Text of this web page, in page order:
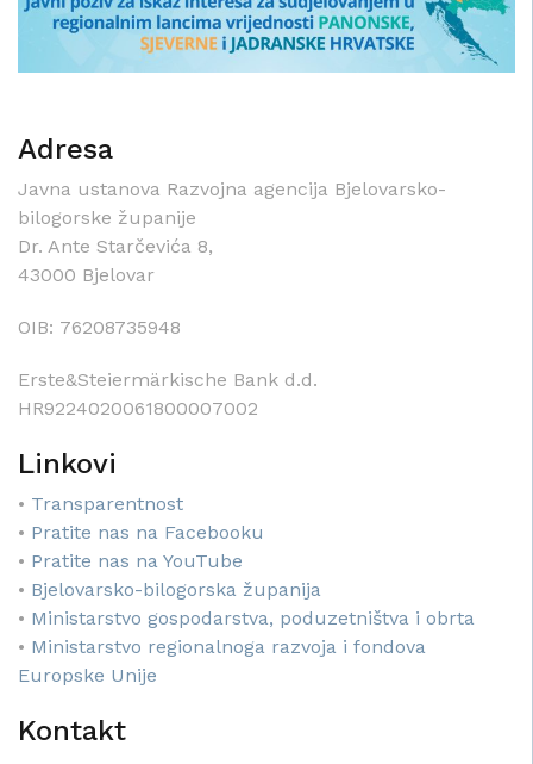
Adresa
Javna ustanova Razvojna agencija Bjelovarsko-
bilogorske županije
Dr. Ante Starčevića 8,
43000 Bjelovar
OIB: 76208735948
Erste&Steiermärkische Bank d.d.
HR9224020061800007002
Linkovi
• Transparentnost
• Pratite nas na Facebooku
• Pratite nas na YouTube
• Bjelovarsko-bilogorska županija
• Ministarstvo gospodarstva, poduzetništva i obrta
• Ministarstvo regionalnoga razvoja i fondova
Europske Unije
Kontakt